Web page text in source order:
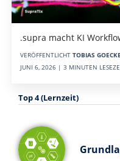
.supra macht KI
VERÖFFENTLICHT TOBIAS
JUNI 6, 2026 | 3 MINUTEN
Top 4 (Lernzeit)